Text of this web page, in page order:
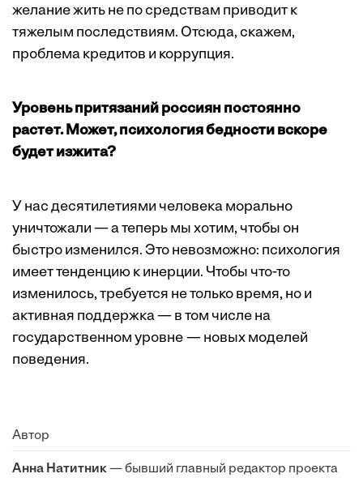
желание жить не по средствам приводит к
тяжелым последствиям. Отсюда, скажем,
проблема кредитов и коррупция.
Уровень притязаний россиян постоянно
растет. Может, психология бедности вскоре
будет изжита?
У нас десятилетиями человека морально
уничтожали — а теперь мы хотим, чтобы он
быстро изменился. Это невозможно: психология
имеет тенденцию к инерции. Чтобы что-то
изменилось, требуется не только время, но и
активная поддержка — в том числе на
государственном уровне — новых моделей
поведения.
Автор
Анна Натитник— бывший главный редактор проекта